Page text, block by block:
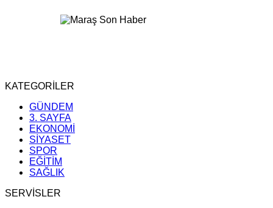
KATEGORİLER
GÜNDEM
3. SAYFA
EKONOMİ
SİYASET
SPOR
EĞİTİM
SAĞLIK
SERVİSLER